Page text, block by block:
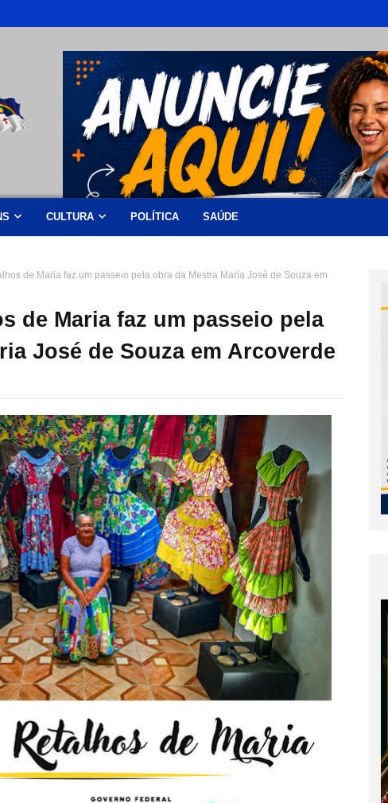
CULTURA POLÍTICA SAÚDE
de Maria faz um passeio pela obra da Mestra Maria José de Souza em
de Maria faz um passeio pela
José de Souza em Arcoverde